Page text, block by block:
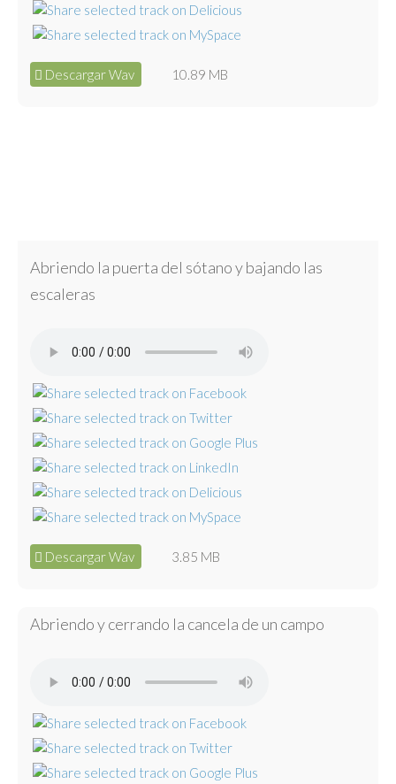
Descargar Wav 10.89 MB
Abriendo la puerta del sótano y bajando las
escaleras
Descargar Wav 3.85 MB
Abriendo y cerrando la cancela de un campo